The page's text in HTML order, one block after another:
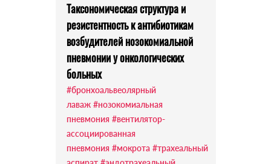
Таксономическая структура и
резистентность к антибиотикам
возбудителей нозокомиальной
пневмонии у онкологических
больных
#бронхоальвеолярный
лаваж #нозокомиальная
пневмония #вентилятор-
ассоциированная
пневмония #мокрота #трахеальный